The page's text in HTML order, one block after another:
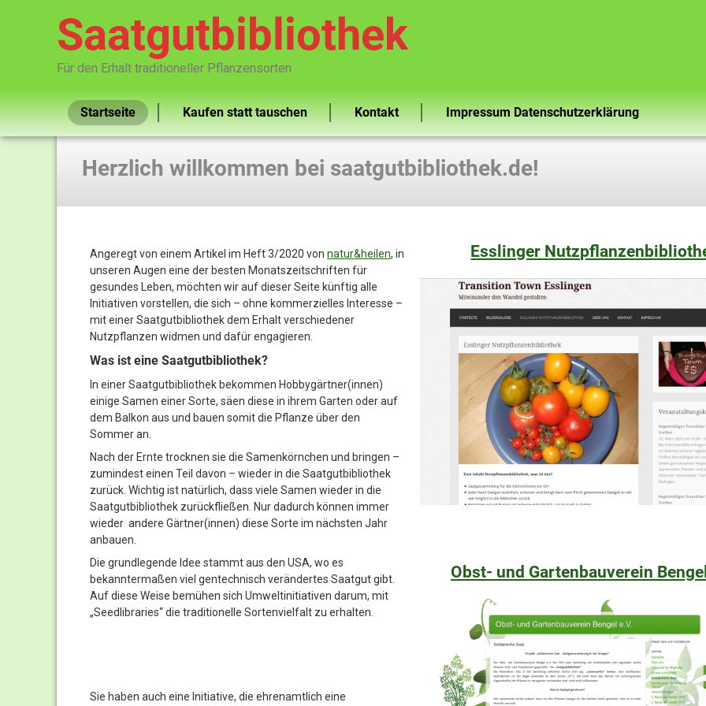
Saatgutbibliothek
Für den Erhalt traditioneller Pflanzensorten
Startseite Kaufen statt tauschen Kontakt Impressum Datenschutzerklärung
Herzlich willkommen bei saatgutbibliothek.de!
Angeregt von einem Artikel im Heft 3/2020 von natur&heilen, in
unseren Augen eine der besten Monatszeitschriften für
gesundes Leben, möchten wir auf dieser Seite künftig alle
Initiativen vorstellen, die sich – ohne kommerzielles Interesse –
mit einer Saatgutbibliothek dem Erhalt verschiedener
Nutzpflanzen widmen und dafür engagieren.
Was ist eine Saatgutbibliothek?
In einer Saatgutbibliothek bekommen Hobbygärtner(innen)
einige Samen einer Sorte, säen diese in ihrem Garten oder auf
dem Balkon aus und bauen somit die Pflanze über den
Sommer an.
Nach der Ernte trocknen sie die Samenkörnchen und bringen –
zumindest einen Teil davon – wieder in die Saatgutbibliothek
zurück. Wichtig ist natürlich, dass viele Samen wieder in die
Saatgutbibliothek zurückfließen. Nur dadurch können immer
wieder andere Gärtner(innen) diese Sorte im nächsten Jahr
anbauen.
Die grundlegende Idee stammt aus den USA, wo es
bekanntermaßen viel gentechnisch verändertes Saatgut gibt.
Auf diese Weise bemühen sich Umweltinitiativen darum, mit
„Seedlibraries“ die traditionelle Sortenvielfalt zu erhalten.
Sie haben auch eine Initiative, die ehrenamtlich eine
Esslinger
Obst- und Gartenbauverein